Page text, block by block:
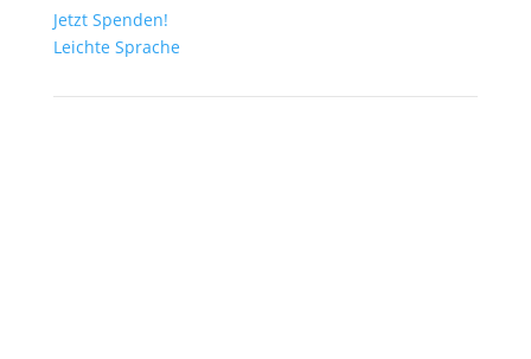
Jetzt Spenden!
Leichte Sprache